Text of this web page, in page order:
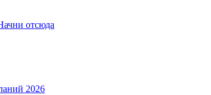
отсюда
2026